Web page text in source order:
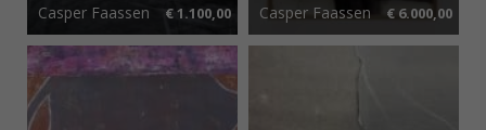
Sadira
Casper Faassen € 1.100,00
50 cm x 60 cm € 16,50 p.m.
Casper Faassen € 6.000,00
80 cm x 110 cm € 90,00 p.m.